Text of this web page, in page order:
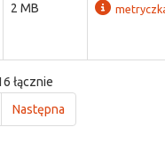
2 MB
łącznie
Następna